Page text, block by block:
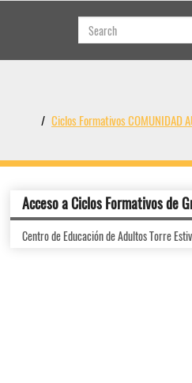
Ciclos Formativos COMUNIDAD
Acceso a Ciclos Formativos de
Centro de Educación de Adultos Torre